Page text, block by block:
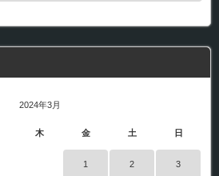
2024年3月
木 金 土 日
1 2 3